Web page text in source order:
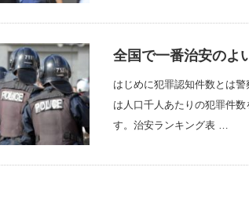
全国で一番治安のよ
はじめに犯罪認知件数とは
は人口千人あたりの犯罪件
す。治安ランキング表 …